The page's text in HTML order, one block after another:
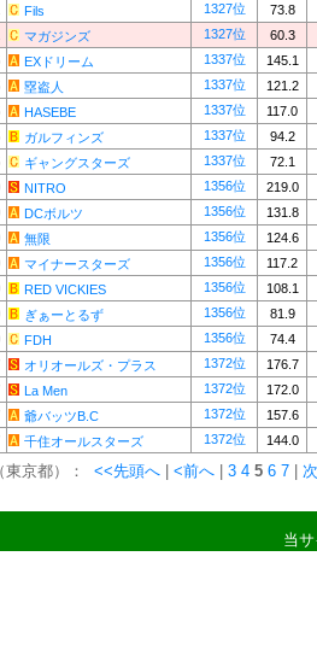
Fils 1327位
73.8
マガジンズ 1327位
60.3
EXドリーム 1337位
145.1
塁盗人 1337位
121.2
HASEBE 1337位
117.0
ガルフィンズ 1337位
94.2
ギャングスターズ 1337位
72.1
NITRO 1356位
219.0
DCボルツ 1356位
131.8
無限 1356位
124.6
マイナースターズ 1356位
117.2
RED VICKIES 1356位
108.1
ぎぁーとるず 1356位
81.9
FDH 1356位
74.4
オリオールズ・プラス 1372位
176.7
La Men 1372位
172.0
爺バッツB.C 1372位
157.6
千住オールスターズ 1372位 144.0
東京都）： <<先頭へ <前へ 3 4 5 6 7
当